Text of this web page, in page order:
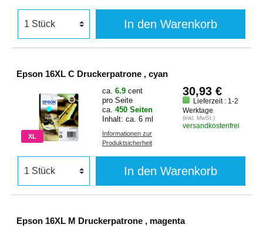
In den Warenkorb
Epson 16XL C Druckerpatrone , cyan
XL
ca. 6.9 cent
pro Seite
ca. 450 Seiten
Inhalt: ca. 6 ml
Informationen zur
Produktsicherheit
30,93 €
Lieferzeit : 1-2
Werktage
(inkl. MwSt.)
versandkostenfrei
In den Warenkorb
Epson 16XL M Druckerpatrone , magenta